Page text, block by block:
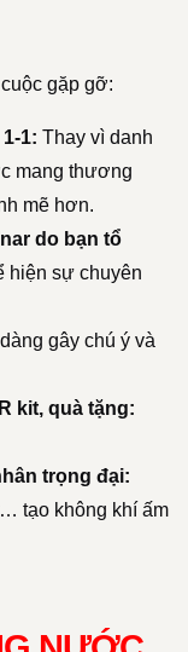
gặp gỡ:
1: Thay vì danh
mang thương
mẽ hơn.
do bạn tổ
hiện sự chuyên
gây chú ý và
kit, quà tặng:
trọng đại:
tạo không khí ấm